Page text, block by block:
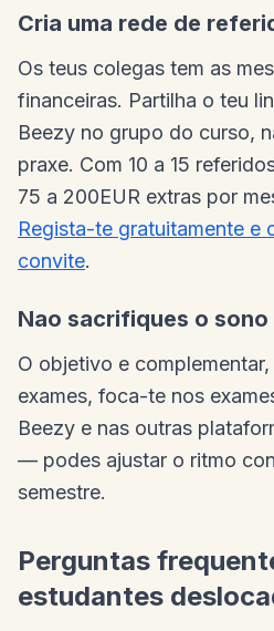
Cria uma rede de
Os teus colegas tem as
financeiras. Partilha o teu
Beezy no grupo do curso,
praxe. Com 10 a 15
75 a 200EUR extras por
Regista-te gratuitamente e
convite.
Nao sacrifiques o sono
O objetivo e
exames, foca-te nos
Beezy e nas outras
— podes ajustar o ritmo
semestre.
Perguntas
estudantes